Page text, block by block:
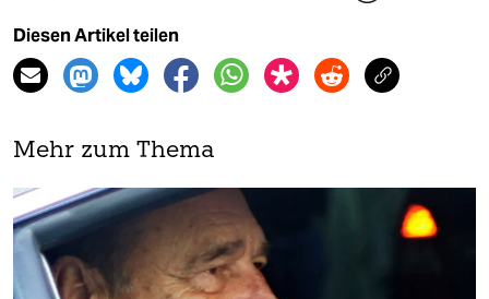
Diesen Artikel teilen
Mehr zum Thema